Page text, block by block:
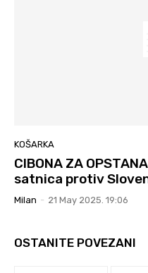
KOŠARKA
CIBONA ZA
satnica protiv
Milan - 21 May 2025. 19:06
OSTANITE POVEZANI